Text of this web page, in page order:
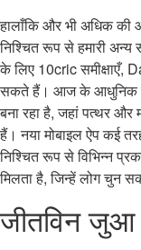
हालाँकि और भी अधिक
निश्चित रूप से हमारी अन्य
के लिए 10cric समीक्षाएँ,
सकते हैं। आज के आधुनिक
बना रहा है, जहां पत्थर और
हैं। नया मोबाइल ऐप कई
निश्चित रूप से विभिन्न
मिलता है, जिन्हें लोग चुन
जीतविन जुआ